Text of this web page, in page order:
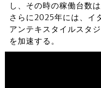
し、その時の稼働台数
さらに2025年には、イ
アンテキスタイルスタ
を加速する。